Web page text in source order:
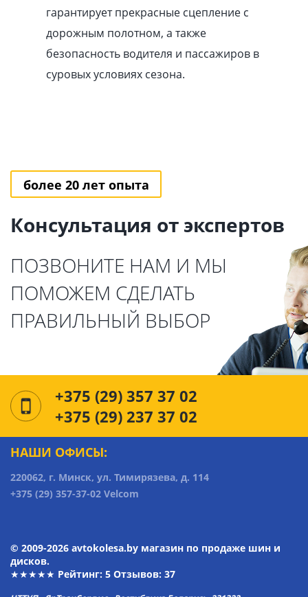
гарантирует прекрасные сцепление с
дорожным полотном, а также
безопасность водителя и пассажиров в
суровых условиях сезона.
более 20 лет опыта
Консультация от экспертов
ПОЗВОНИТЕ НАМ И МЫ
ПОМОЖЕМ СДЕЛАТЬ
ПРАВИЛЬНЫЙ ВЫБОР
+375 (29) 357 37 02
+375 (29) 237 37 02
НАШИ ОФИСЫ:
220062, г. Минск, ул. Тимирязева, д. 114
+375 (29) 357-37-02 Velcom
© 2009-2026 avtokolesa.by магазин по продаже шин и
дисков.
★★★★★ Рейтинг: 5 Отзывов: 37